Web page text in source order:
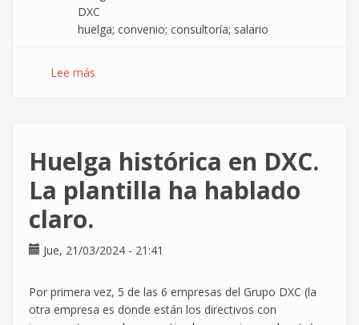
DXC
huelga; convenio; consultoría; salario
Lee más
de
la
plantilla,
la
Huelga histórica en DXC.
La plantilla ha hablado
claro.
Jue, 21/03/2024 - 21:41
Por primera vez, 5 de las 6 empresas del Grupo DXC (la
otra empresa es donde están los directivos con